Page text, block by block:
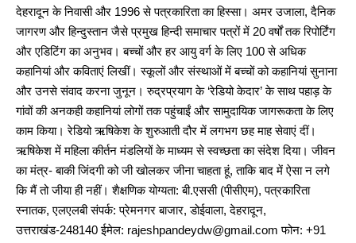
देहरादून के निवासी और 1996 से पत्रकारिता का हिस्सा। अमर उजाला, दैनिक
जागरण और हिन्दुस्तान जैसे प्रमुख हिन्दी समाचार पत्रों में 20 वर्षों तक रिपोर्टिंग
और एडिटिंग का अनुभव। बच्चों और हर आयु वर्ग के लिए 100 से अधिक
कहानियां और कविताएं लिखीं। स्कूलों और संस्थाओं में बच्चों को कहानियां सुनाना
और उनसे संवाद करना जुनून। रुद्रप्रयाग के ‘रेडियो केदार’ के साथ पहाड़ के
गांवों की अनकही कहानियां लोगों तक पहुंचाईं और सामुदायिक जागरूकता के लिए
काम किया। रेडियो ऋषिकेश के शुरुआती दौर में लगभग छह माह सेवाएं दीं।
ऋषिकेश में महिला कीर्तन मंडलियों के माध्यम से स्वच्छता का संदेश दिया। जीवन
का मंत्र- बाकी जिंदगी को जी खोलकर जीना चाहता हूं, ताकि बाद में ऐसा न लगे
कि मैं तो जीया ही नहीं। शैक्षणिक योग्यता: बी.एससी (पीसीएम), पत्रकारिता
स्नातक, एलएलबी संपर्क: प्रेमनगर बाजार, डोईवाला, देहरादून,
उत्तराखंड-248140 ईमेल: rajeshpandeydw@gmail.com फोन: +91